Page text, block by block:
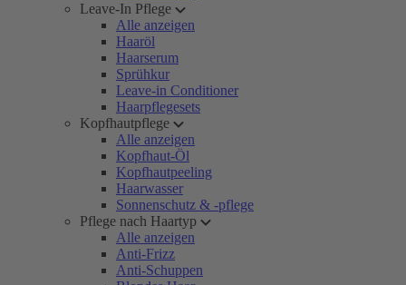
Leave-In Pflege
Alle anzeigen
Haaröl
Haarserum
Sprühkur
Leave-in Conditioner
Haarpflegesets
Kopfhautpflege
Alle anzeigen
Kopfhaut-Öl
Kopfhautpeeling
Haarwasser
Sonnenschutz & -pflege
Pflege nach Haartyp
Alle anzeigen
Anti-Frizz
Anti-Schuppen